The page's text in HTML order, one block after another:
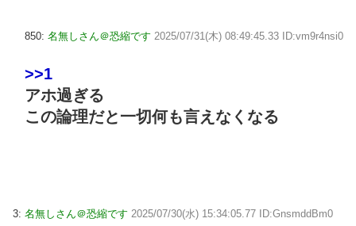
850: 名無しさん＠恐縮です 2025/07/31(木) 08:49:45.33 ID:vm9r4nsi0
>>1
アホ過ぎる
この論理だと一切何も言えなくなる
3: 名無しさん＠恐縮です 2025/07/30(水) 15:34:05.77 ID:GnsmddBm0